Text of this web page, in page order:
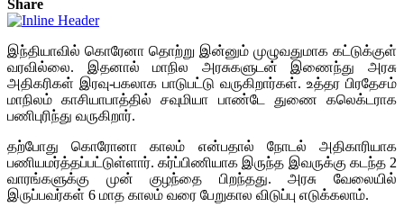
Share
இந்தியாவில் கொரேனா தொற்று இன்னும் முழுவதுமாக கட்டுக்குள்
வரவில்லை. இதனால் மாநில அரசுகளுடன் இணைந்து அரசு
அதிகரிகள் இரவு-பகலாக பாடுபட்டு வருகிறார்கள். உத்தர பிரதேசம்
மாநிலம் காசியாபாத்தில் சவுமியா பாண்டே துணை கலெக்டராக
பணிபுரிந்து வருகிறார்.
தற்போது கொரோனா காலம் என்பதால் நோடல் அதிகாரியாக
பணியமர்த்தப்பட்டுள்ளார். கர்ப்பிணியாக இருந்த இவருக்கு கடந்த 2
வாரங்களுக்கு முன் குழந்தை பிறந்தது. அரசு வேலையில்
இருப்பவர்கள் 6 மாத காலம் வரை பேறுகால விடுப்பு எடுக்கலாம்.